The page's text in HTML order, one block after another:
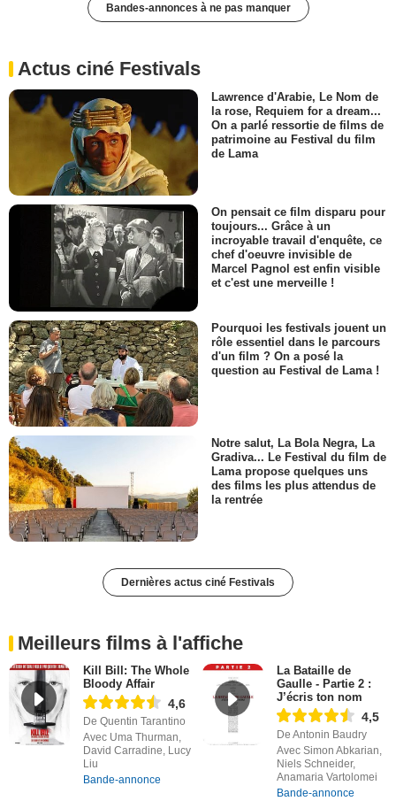
Bandes-annonces à ne pas manquer
Actus ciné Festivals
Lawrence d'Arabie, Le Nom de
la rose, Requiem for a dream...
On a parlé ressortie de films de
patrimoine au Festival du film
de Lama
On pensait ce film disparu pour
toujours... Grâce à un
incroyable travail d'enquête, ce
chef d'oeuvre invisible de
Marcel Pagnol est enfin visible
et c'est une merveille !
Pourquoi les festivals jouent un
rôle essentiel dans le parcours
d'un film ? On a posé la
question au Festival de Lama !
Notre salut, La Bola Negra, La
Gradiva... Le Festival du film de
Lama propose quelques uns
des films les plus attendus de
la rentrée
Dernières actus ciné Festivals
Meilleurs films à l'affiche
Kill Bill: The Whole
Bloody Affair
4,6
De Quentin Tarantino
Avec Uma Thurman,
David Carradine, Lucy
Liu
Bande-annonce
La Bataille de
Gaulle - Partie 2 :
J’écris ton nom
4,5
De Antonin Baudry
Avec Simon Abkarian,
Niels Schneider,
Anamaria Vartolomei
Bande-annonce